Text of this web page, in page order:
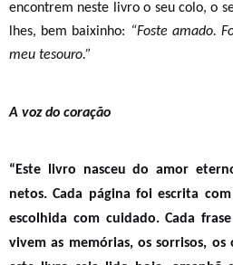
encontrem neste livro o seu colo, o
lhes, bem baixinho: “Foste amado.
meu tesouro.”
A voz do coração
“Este livro nasceu do amor
netos. Cada página foi escrita
escolhida com cuidado. Cada
vivem as memórias, os sorrisos, os